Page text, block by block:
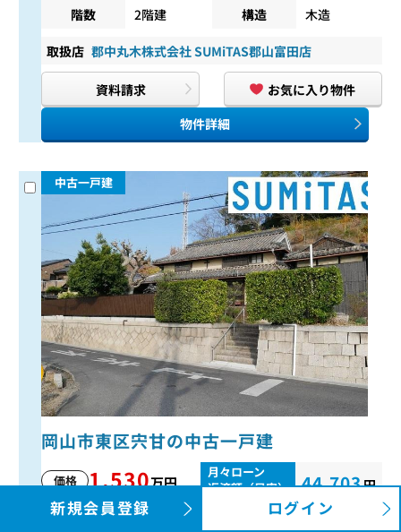
階数
2階建 構造 木造
取扱店 郡中丸木株式会社 SUMiTAS郡山富田店
資料請求
お気に入り物件
物件詳細
中古一戸建
岡山市東区宍甘の中古一戸建
価格 1,530万円
月々ローン
返済額（目安）
44,703円
新規会員登録 ログイン